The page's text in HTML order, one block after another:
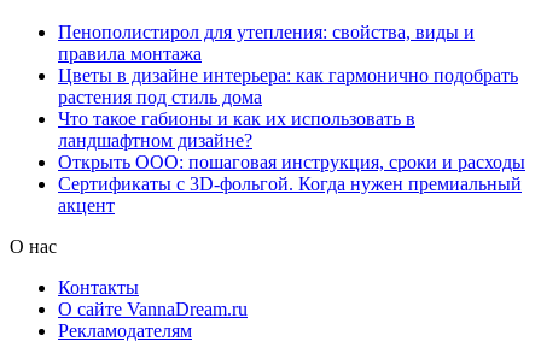
Пенополистирол для утепления: свойства, виды и
правила монтажа
Цветы в дизайне интерьера: как гармонично подобрать
растения под стиль дома
Что такое габионы и как их использовать в
ландшафтном дизайне?
Открыть ООО: пошаговая инструкция, сроки и расходы
Сертификаты с 3D-фольгой. Когда нужен премиальный
акцент
О нас
Контакты
О сайте VannaDream.ru
Рекламодателям